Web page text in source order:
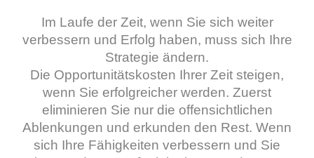
Im Laufe der Zeit, wenn Sie sich weiter
verbessern und Erfolg haben, muss sich Ihre
Strategie ändern.
Die Opportunitätskosten Ihrer Zeit steigen,
wenn Sie erfolgreicher werden. Zuerst
eliminieren Sie nur die offensichtlichen
Ablenkungen und erkunden den Rest. Wenn
sich Ihre Fähigkeiten verbessern und Sie